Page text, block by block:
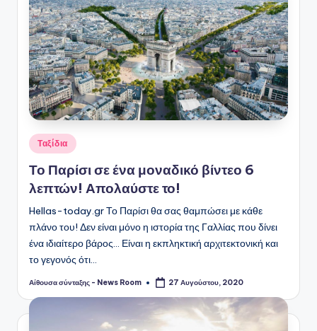
Αναρτήθηκε
σε
Ταξίδια
Το Παρίσι σε ένα μοναδικό βίντεο 6
λεπτών! Απολαύστε το!
Hellas-today.gr Το Παρίσι θα σας θαμπώσει με κάθε
πλάνο του! Δεν είναι μόνο η ιστορία της Γαλλίας που δίνει
ένα ιδιαίτερο βάρος... Είναι η εκπληκτική αρχιτεκτονική και
το γεγονός ότι…
Συγγραφέας:
Αίθουσα σύνταξης - News Room 27 Αυγούστου, 2020